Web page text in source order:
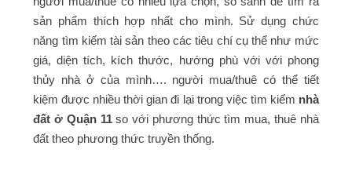
sản phẩm thích hợp nhất cho mình. Sử dụng chức
năng tìm kiếm tài sản theo các tiêu chí cụ thể như mức
giá, diện tích, kích thước, hướng phù với với phong
thủy nhà ở của mình…. người mua/thuê có thể tiết
kiệm được nhiều thời gian đi lại trong việc tìm kiếm nhà
đất ở Quận 11so với phương thức tìm mua, thuê nhà
đất theo phương thức truyền thống.